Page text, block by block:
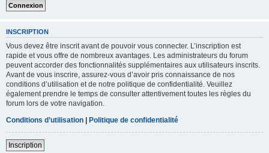
INSCRIPTION
Vous devez être inscrit avant de pouvoir vous connecter. L’inscription est
rapide et vous offre de nombreux avantages. Les administrateurs du forum
peuvent accorder des fonctionnalités supplémentaires aux utilisateurs inscrits.
Avant de vous inscrire, assurez-vous d’avoir pris connaissance de nos
conditions d’utilisation et de notre politique de confidentialité. Veuillez
également prendre le temps de consulter attentivement toutes les règles du
forum lors de votre navigation.
Conditions d’utilisation | Politique de confidentialité
Inscription